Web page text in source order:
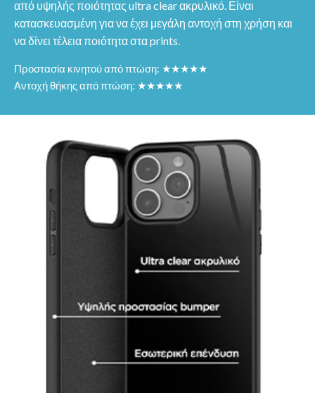
από υψηλής ποιότητας ultra clear ακρυλικό. Είναι
κατασκευασμένη για να έχει μεγάλη αντοχή στη χρήση και
να δίνει τέλεια ποιότητα στα prints.
Προστασία κινητού από πτώση: ★★★★★
Αντοχή θήκης από πτώση: ★★★★★